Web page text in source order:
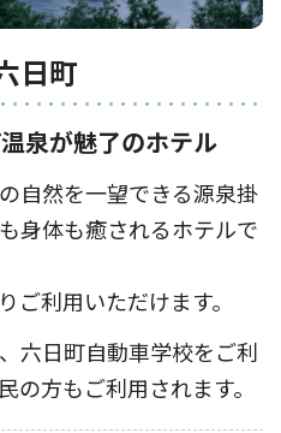
⽇町
泉が魅了のホテル
自然を一望できる源泉掛
身体も癒されるホテルで
ご利用いただけます。
六日町自動車学校をご利
の方もご利用されます。